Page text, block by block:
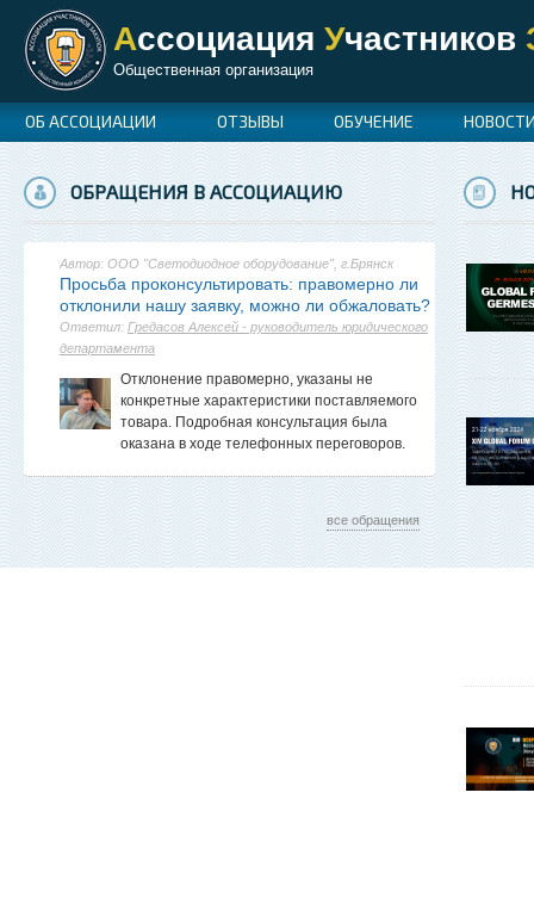
Ассоциация Участников
Общественная организация
ОБ АССОЦИАЦИИ ОТЗЫВЫ ОБУЧЕНИЕ
ОБРАЩЕНИЯ В АССОЦИАЦИЮ
Автор: ООО "Светодиодное оборудование", г.Брянск
Просьба проконсультировать: правомерно ли
отклонили нашу заявку, можно ли обжаловать?
Ответил: Гредасов Алексей - руководитель юридического
департамента
Отклонение правомерно, указаны не
конкретные характеристики поставляемого
товара. Подробная консультация была
оказана в ходе телефонных переговоров.
все обращения